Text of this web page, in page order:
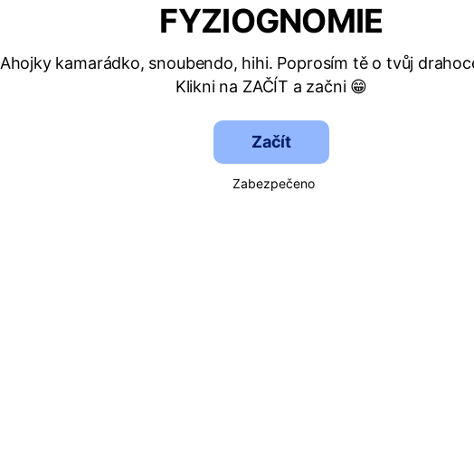
FYZIOGNOMIE
Ahojky kamarádko, snoubendo, hihi. Poprosím tě o tvůj
Klikni na ZAČÍT a začni 😁
Začít
Zabezpečeno